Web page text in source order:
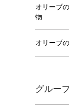
オリーブ
物
オリーブ
グルー